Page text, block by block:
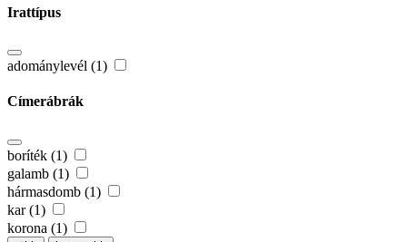
Irattípus
adománylevél (1)
Címerábrák
boríték (1)
galamb (1)
hármasdomb (1)
kar (1)
korona (1)